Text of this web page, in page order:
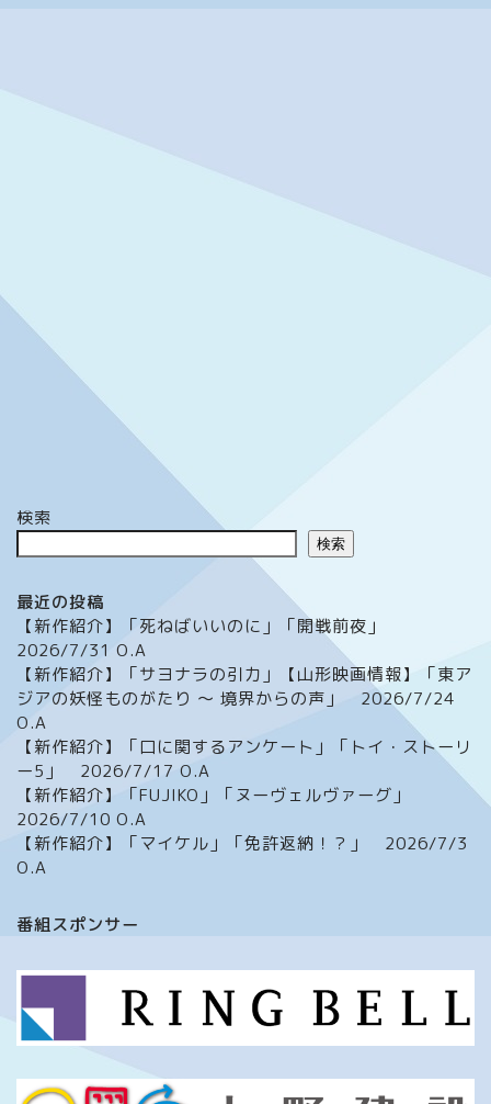
検索
検索
最近の投稿
【新作紹介】「死ねばいいのに」「開戦前夜」
2026/7/31 O.A
【新作紹介】「サヨナラの引力」【山形映画情報】「東ア
ジアの妖怪ものがたり ～ 境界からの声」 2026/7/24
O.A
【新作紹介】「口に関するアンケート」「トイ・ストーリ
ー5」 2026/7/17 O.A
【新作紹介】「FUJIKO」「ヌーヴェルヴァーグ」
2026/7/10 O.A
【新作紹介】「マイケル」「免許返納！？」 2026/7/3
O.A
番組スポンサー
番組について
メッセージフォーム
イベント情報